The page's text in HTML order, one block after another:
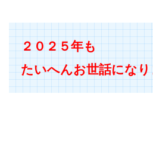
２０２５年も
たいへんお世話にな